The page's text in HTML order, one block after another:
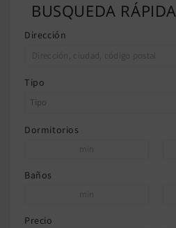
BUSQUEDA RÁPIDA
Dirección
Tipo
Dormitorios
Baños
Precio